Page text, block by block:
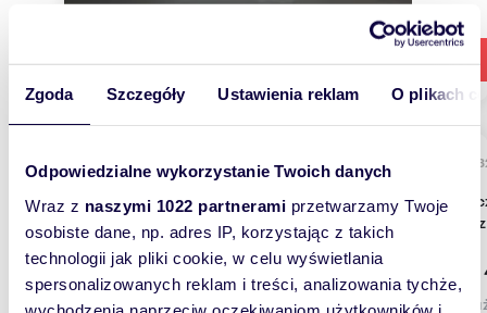
Zgoda Szczegóły Ustawienia reklam O plikach
Odpowiedzialne wykorzystanie Twoich danych
Wraz z naszymi 1022 partnerami przetwarzamy Twoje
osobiste dane, np. adres IP, korzystając z takich
technologii jak pliki cookie, w celu wyświetlania
spersonalizowanych reklam i treści, analizowania tychże,
Nowoczesne lokale usługowe w Skawinie (222 m²,
1
lokal